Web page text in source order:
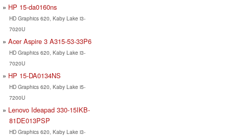
HP 15-da0160ns
HD Graphics 620, Kaby Lake i3-
7020U
Acer Aspire 3 A315-53-33P6
HD Graphics 620, Kaby Lake i3-
7020U
HP 15-DA0134NS
HD Graphics 620, Kaby Lake i5-
7200U
Lenovo Ideapad 330-15IKB-
81DE013PSP
HD Graphics 620, Kaby Lake i3-